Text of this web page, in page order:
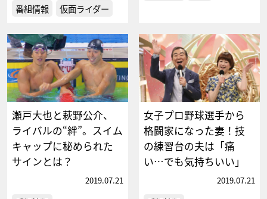
番組情報 仮面ライダー
瀬戸大也と萩野公介、
ライバルの“絆”。スイム
キャップに秘められた
サインとは？
2019.07.21
女子プロ野球選手から
格闘家になった妻！技
の練習台の夫は「痛
い…でも気持ちいい」
2019.07.21